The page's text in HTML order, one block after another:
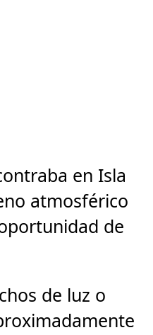
en Isla
atmosférico
de
de luz o